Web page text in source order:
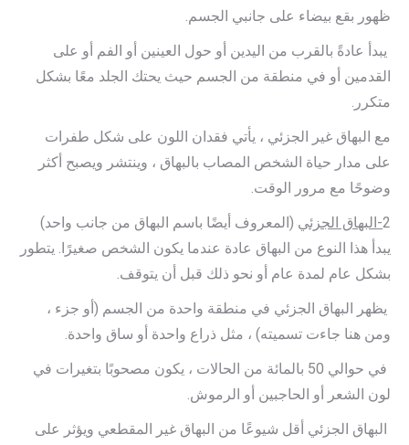
ظهور بقع بيضاء على جانبي الجسم.
يبدأ عادةً بالقرب من اليدين أو حول العينين أو الفم أو على
القدمين أو في منطقة من الجسم حيث يحتك الجلد معًا بشكل
متكرر.
مع البهاق غير الجزئي ، يأتي فقدان اللون على شكل طفرات
على مدار حياة الشخص المصاب بالبهاق ، وينتشر ويصبح أكثر
وضوحًا مع مرور الوقت.
2-البهاق الجزئي (المعروف أيضًا باسم البهاق من جانب واحد)
يبدأ هذا النوع من البهاق عادة عندما يكون الشخص صغيرًا. يتطور
بشكل عام لمدة عام أو نحو ذلك قبل أن يتوقف.
يظهر البهاق الجزئي في منطقة واحدة من الجسم (أو جزء ،
ومن هنا جاءت تسميته) ، مثل ذراع واحدة أو ساق واحدة.
في حوالي 50 بالمائة من الحالات ، يكون مصحوبًا بتغيرات في
لون الشعر أو الحاجبين أو الرموش.
البهاق الجزئي أقل شيوعًا من البهاق غير المقطعي ويؤثر على